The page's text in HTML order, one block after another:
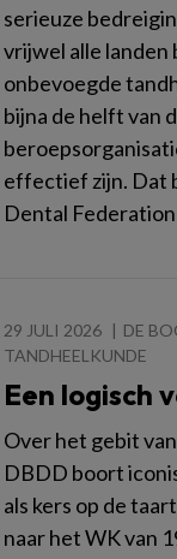
serieuze
vrijwel alle landen
onbevoegde
bijna de helft van
effectief zijn. Dat
Dental
29 JULI 2026 DE
TANDHEELKUNDE
Een logisch
Over het gebit
DBDD boort
als kers op de
naar het WK van